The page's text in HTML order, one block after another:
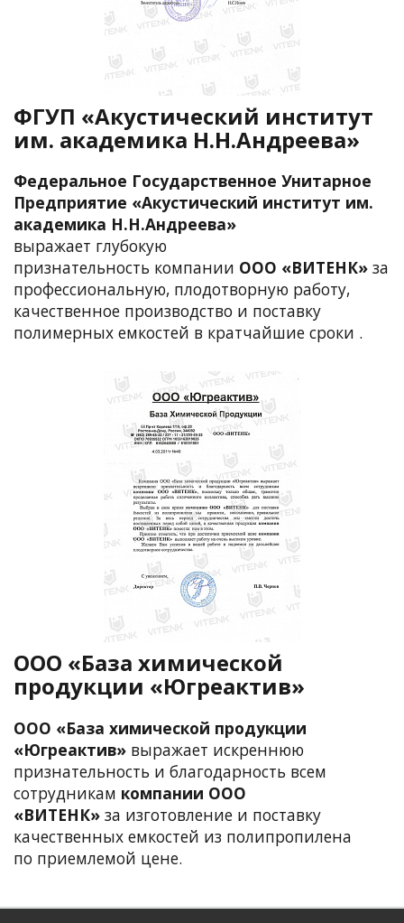
ФГУП «Акустический институт
им. академика Н.Н.Андреева»
Федеральное Государственное Унитарное
Предприятие «Акустический институт им.
академика Н.Н.Андреева»
выражает глубокую
признательность компании ООО «ВИТЕНК» за
профессиональную, плодотворную работу,
качественное производство и поставку
полимерных емкостей в кратчайшие сроки .
ООО «База химической
продукции «Югреактив»
ООО «База химической продукции
«Югреактив» выражает искреннюю
признательность и благодарность всем
сотрудникам компании ООО
«ВИТЕНК» за изготовление и поставку
качественных емкостей из полипропилена
по приемлемой цене.